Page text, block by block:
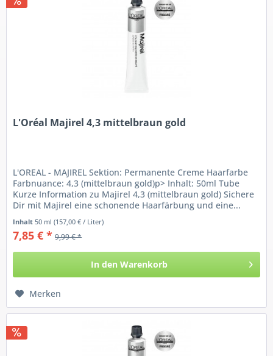
L'Oréal Majirel 4,3 mittelbraun gold
L'OREAL - MAJIREL Sektion: Permanente Creme Haarfarbe
Farbnuance: 4,3 (mittelbraun gold)p> Inhalt: 50ml Tube
Kurze Information zu Majirel 4,3 (mittelbraun gold) Sichere
Dir mit Majirel eine schonende Haarfärbung und eine...
Inhalt50 ml(157,00 € / Liter)
7,85 € * 9,99 € *
In den Warenkorb
Merken